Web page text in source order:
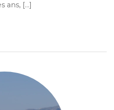
ans, […]